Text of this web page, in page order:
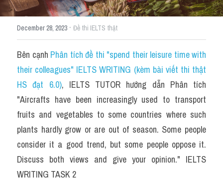
Line graph
Bar chart
Đề thi thật IELTS GENERAL
Task 2
Từ vựng theo topic
Từ vựng theo Topic
Grammar
Map
December 28, 2023 · Đề thi IELTS thật
Bên cạnh Phân tích đề thi "spend their leisure time with
their colleagues" IELTS WRITING (kèm bài viết thi thật
HS đạt 6.0), IELTS TUTOR hướng dẫn Phân tích
"Aircrafts have been increasingly used to transport
fruits and vegetables to some countries where such
plants hardly grow or are out of season. Some people
consider it a good trend, but some people oppose it.
Discuss both views and give your opinion." IELTS
WRITING TASK 2